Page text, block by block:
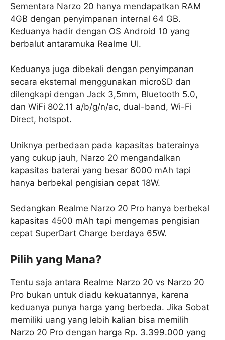
Sementara Narzo 20 hanya mendapatkan RAM
4GB dengan penyimpanan internal 64 GB.
Keduanya hadir dengan OS Android 10 yang
berbalut antaramuka Realme UI.
Keduanya juga dibekali dengan penyimpanan
secara eksternal menggunakan microSD dan
dilengkapi dengan Jack 3,5mm, Bluetooth 5.0,
dan WiFi 802.11 a/b/g/n/ac, dual-band, Wi-Fi
Direct, hotspot.
Uniknya perbedaan pada kapasitas baterainya
yang cukup jauh, Narzo 20 mengandalkan
kapasitas baterai yang besar 6000 mAh tapi
hanya berbekal pengisian cepat 18W.
Sedangkan Realme Narzo 20 Pro hanya berbekal
kapasitas 4500 mAh tapi mengemas pengisian
cepat SuperDart Charge berdaya 65W.
Pilih yang Mana?
Tentu saja antara Realme Narzo 20 vs Narzo 20
Pro bukan untuk diadu kekuatannya, karena
keduanya punya harga yang berbeda. Jika Sobat
memiliki uang yang lebih kalian bisa memilih
Narzo 20 Pro dengan harga Rp. 3.399.000 yang